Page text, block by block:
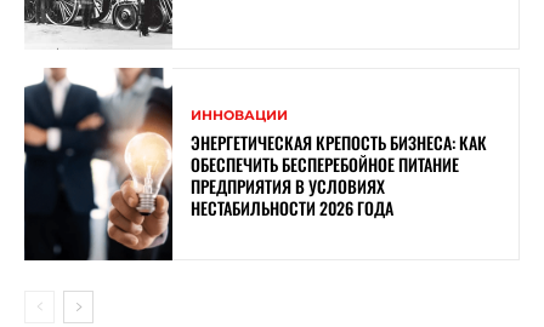
ИННОВАЦИИ
ЭНЕРГЕТИЧЕСКАЯ КРЕПОСТЬ БИЗНЕСА: КАК
ОБЕСПЕЧИТЬ БЕСПЕРЕБОЙНОЕ ПИТАНИЕ
ПРЕДПРИЯТИЯ В УСЛОВИЯХ
НЕСТАБИЛЬНОСТИ 2026 ГОДА